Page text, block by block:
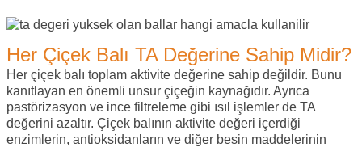
Her Çiçek Balı TA Değerine Sahip Midir?
Her çiçek balı toplam aktivite değerine sahip değildir. Bunu
kanıtlayan en önemli unsur çiçeğin kaynağıdır. Ayrıca
pastörizasyon ve ince filtreleme gibi ısıl işlemler de TA
değerini azaltır. Çiçek balının aktivite değeri içerdiği
enzimlerin, antioksidanların ve diğer besin maddelerinin